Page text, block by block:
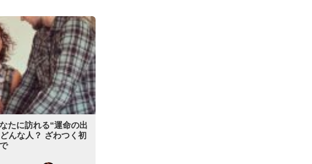
たに訪れる“運命の出
んな人？ ざわつく初